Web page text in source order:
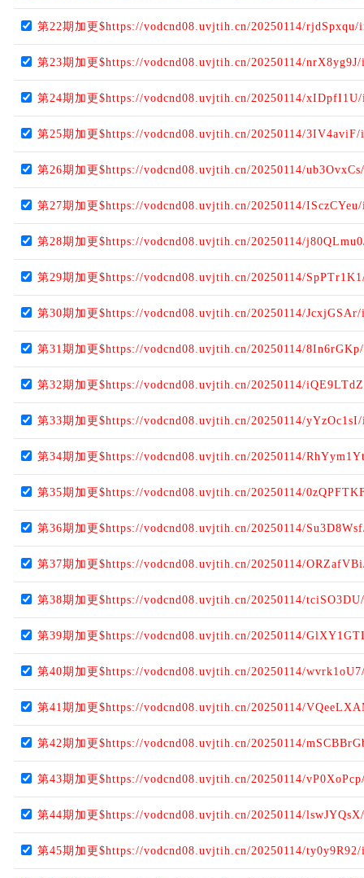
第22期加更$https://vodcnd08.uvjtih.cn/20250114/rjdSpxqu/
第23期加更$https://vodcnd08.uvjtih.cn/20250114/
第24期加更$https://vodcnd08.uvjtih.cn/20250114/
第25期加更$https://vodcnd08.uvjtih.cn/20250114/3IV4aviF/
第26期加更$https://vodcnd08.uvjtih.cn/20250114/
第27期加更$https://vodcnd08.uvjtih.cn/20250114/
第28期加更$https://vodcnd08.uvjtih.cn/20250114/
第29期加更$https://vodcnd08.uvjtih.cn/20250114/
第30期加更$https://vodcnd08.uvjtih.cn/20250114/
第31期加更$https://vodcnd08.uvjtih.cn/20250114/
第32期加更$https://vodcnd08.uvjtih.cn/20250114/
第33期加更$https://vodcnd08.uvjtih.cn/20250114/
第34期加更$https://vodcnd08.uvjtih.cn/20250114/
第35期加更$https://vodcnd08.uvjtih.cn/20250114/
第36期加更$https://vodcnd08.uvjtih.cn/20250114/
第37期加更$https://vodcnd08.uvjtih.cn/20250114/
第38期加更$https://vodcnd08.uvjtih.cn/20250114/
第39期加更$https://vodcnd08.uvjtih.cn/20250114/
第40期加更$https://vodcnd08.uvjtih.cn/20250114/
第41期加更$https://vodcnd08.uvjtih.cn/20250114/
第42期加更$https://vodcnd08.uvjtih.cn/20250114/
第43期加更$https://vodcnd08.uvjtih.cn/20250114/
第44期加更$https://vodcnd08.uvjtih.cn/20250114/
第45期加更$https://vodcnd08.uvjtih.cn/20250114/